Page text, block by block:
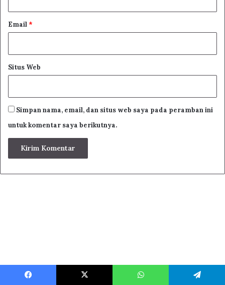
Email*
Situs Web
Simpan nama, email, dan situs web saya pada peramban ini
untuk komentar saya berikutnya.